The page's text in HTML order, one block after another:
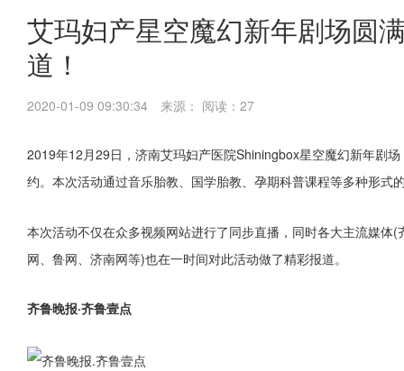
艾玛妇产星空魔幻新年剧场圆
道！
2020-01-09 09:30:34 来源： 阅读：27
2019年12月29日，济南艾玛妇产医院Shiningbox星空魔幻新年剧
约。本次活动通过音乐胎教、国学胎教、孕期科普课程等多种形
本次活动不仅在众多视频网站进行了同步直播，同时各大主流媒体
网、鲁网、济南网等)也在一时间对此活动做了精彩报道。
齐鲁晚报·齐鲁壹点